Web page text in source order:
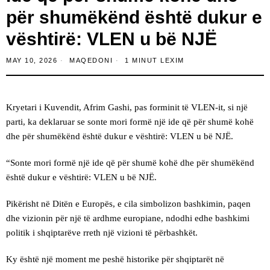
për shumëkënd është dukur e
vështirë: VLEN u bë NJË
MAY 10, 2026 MAQEDONI 1 MINUT LEXIM
Kryetari i Kuvendit, Afrim Gashi, pas forminit të VLEN-it, si një
parti, ka deklaruar se sonte mori formë një ide që për shumë kohë
dhe për shumëkënd është dukur e vështirë: VLEN u bë NJË.
“Sonte mori formë një ide që për shumë kohë dhe për shumëkënd
është dukur e vështirë: VLEN u bë NJË.
Pikërisht në Ditën e Europës, e cila simbolizon bashkimin, paqen
dhe vizionin për një të ardhme europiane, ndodhi edhe bashkimi
politik i shqiptarëve rreth një vizioni të përbashkët.
Ky është një moment me peshë historike për shqiptarët në